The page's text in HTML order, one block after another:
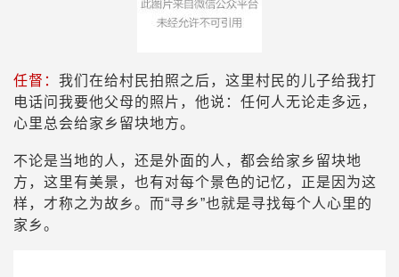
任督： 我们在给村民拍照之后，这里村民的儿子给我打
电话问我要他父母的照片，他说：任何人无论走多远，
心里总会给家乡留块地方。
不论是当地的人，还是外面的人，都会给家乡留块地
方，这里有美景，也有对每个景色的记忆，正是因为这
样，才称之为故乡。而“寻乡”也就是寻找每个人心里的
家乡。